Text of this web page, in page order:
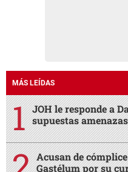
MÁS LEÍDAS
JOH le responde a
supuestas
Acusan de
Gastélum por su